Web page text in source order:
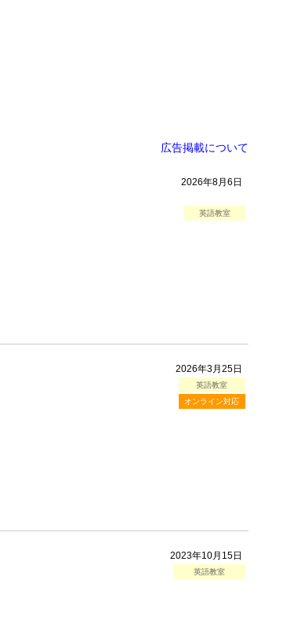
広告掲載について
2026年8月6日
英語教室
2026年3月25日
英語教室
オンライン対応
2023年10月15日
英語教室